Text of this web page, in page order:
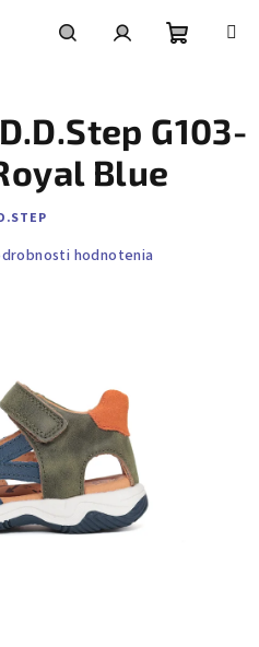
košík
G103-
Blue
hodnotenia